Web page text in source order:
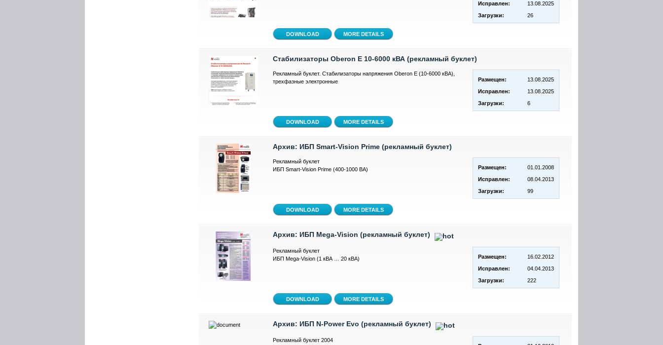
Исправлен:
13.08.2025
Загрузки:
26
MORE DETAILS
Стабилизаторы Oberon E 10-6000 кВА (рекламный буклет)
Размещен:
13.08.2025
Исправлен:
13.08.2025
Загрузки:
6
Рекламный буклет. Стабилизаторы напряжения Oberon E (10-6000 кВА),
трехфазные электронные
MORE DETAILS
Архив: ИБП Smart-Vision Prime (рекламный буклет)
Размещен:
01.01.2008
Исправлен:
08.04.2013
Загрузки:
99
Рекламный буклет
ИБП Smart-Vision Prime (400-1000 ВА)
MORE DETAILS
Архив: ИБП Mega-Vision (рекламный буклет)
Размещен:
16.02.2012
Исправлен:
04.04.2013
Загрузки:
222
Рекламный буклет
ИБП Mega-Vision (1 кВА … 20 кВА)
MORE DETAILS
Архив: ИБП N-Power Evo (рекламный буклет)
Рекламный буклет 2004